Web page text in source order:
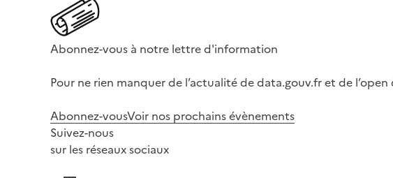
Abonnez-vous à notre lettre d'information
Pour ne rien manquer de l’actualité de data.gouv.fr et de
Abonnez-vousVoir nos prochains évènements
Suivez-nous
sur les réseaux sociaux